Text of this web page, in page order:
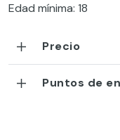
Edad mínima: 18
Precio
Puntos de